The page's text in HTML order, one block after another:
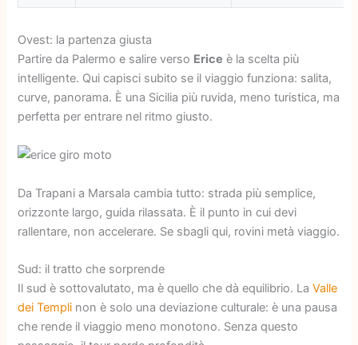
Ovest: la partenza giusta
Partire da Palermo e salire verso Erice è la scelta più
intelligente. Qui capisci subito se il viaggio funziona: salita,
curve, panorama. È una Sicilia più ruvida, meno turistica, ma
perfetta per entrare nel ritmo giusto.
Da Trapani a Marsala cambia tutto: strada più semplice,
orizzonte largo, guida rilassata. È il punto in cui devi
rallentare, non accelerare. Se sbagli qui, rovini metà viaggio.
Sud: il tratto che sorprende
Il sud è sottovalutato, ma è quello che dà equilibrio. LaValle
dei Templi non è solo una deviazione culturale: è una pausa
che rende il viaggio meno monotono. Senza questo